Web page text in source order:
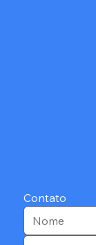
Contato